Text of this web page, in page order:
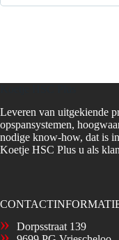
Leveren van uitgekiende
opspansystemen,
nodige know-how, dat is
Koetje HSC Plus u als
Dorpsstraat 139